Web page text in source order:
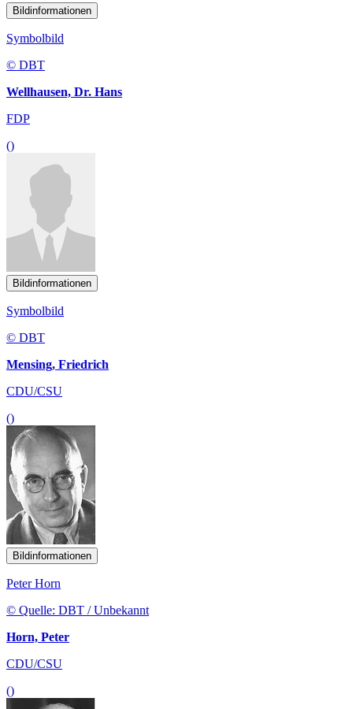
Bildinformationen
Symbolbild
© DBT
Wellhausen, Dr. Hans
FDP
()
Bildinformationen
Symbolbild
© DBT
Mensing, Friedrich
CDU/CSU
()
Bildinformationen
Peter Horn
© Quelle: DBT / Unbekannt
Horn, Peter
CDU/CSU
()